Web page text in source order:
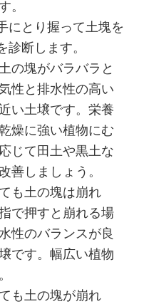
。
にとり握って土塊を
診断します。
の塊がバラバラと
性と排水性の高い
い土壌です。栄養
燥に強い植物にむ
じて田土や黒土な
善しましょう。
も土の塊は崩れ
で押すと崩れる場
性のバランスが良
です。幅広い植物
も土の塊が崩れ